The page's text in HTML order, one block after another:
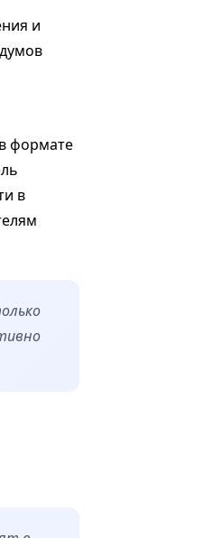
и
формате
в